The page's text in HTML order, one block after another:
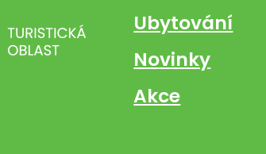
Ubytování
Novinky
Akce